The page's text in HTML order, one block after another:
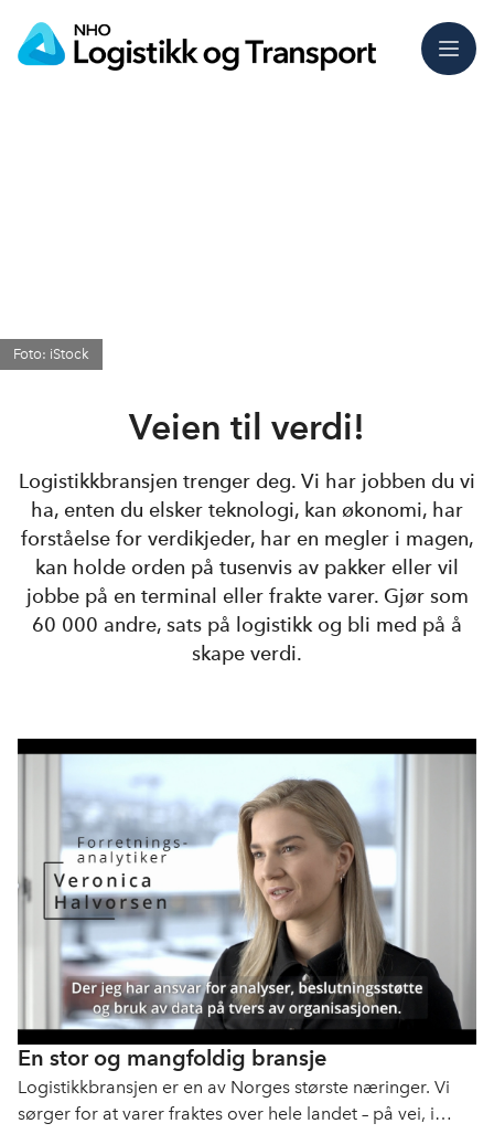
Meny
Foto: iStock
Veien til verdi!
Logistikkbransjen trenger deg. Vi har jobben du vi
ha, enten du elsker teknologi, kan økonomi, har
forståelse for verdikjeder, har en megler i magen,
kan holde orden på tusenvis av pakker eller vil
jobbe på en terminal eller frakte varer. Gjør som
60 000 andre, sats på logistikk og bli med på å
skape verdi.
En stor og mangfoldig bransje
Logistikkbransjen er en av Norges største næringer. Vi
sørger for at varer fraktes over hele landet – på vei, i